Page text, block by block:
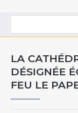
LA
DÉSIGNÉE
FEU LE